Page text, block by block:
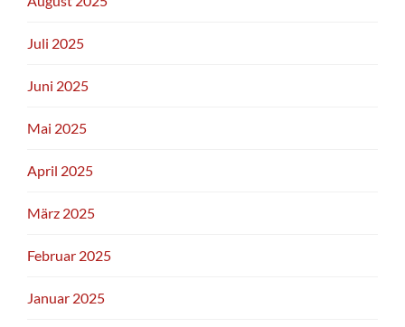
Juli 2025
Juni 2025
Mai 2025
April 2025
März 2025
Februar 2025
Januar 2025